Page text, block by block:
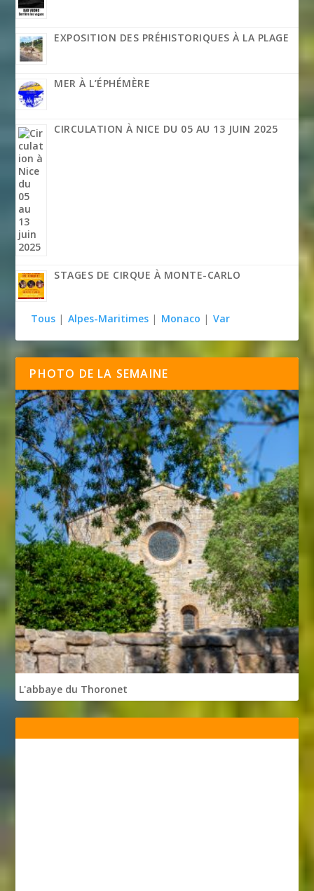
EXPOSITION DES PRÉHISTORIQUES À LA PLAGE
MER À L’ÉPHÉMÈRE
CIRCULATION À NICE DU 05 AU 13 JUIN 2025
STAGES DE CIRQUE À MONTE-CARLO
Tous | Alpes-Maritimes | Monaco | Var
PHOTO DE LA SEMAINE
L'abbaye du Thoronet